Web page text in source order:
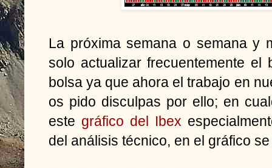
La próxima semana o semana y
solo actualizar frecuentemente el
bolsa ya que ahora el trabajo en
os pido disculpas por ello; en
este gráfico del Ibex
del análisis técnico, en el gráfico